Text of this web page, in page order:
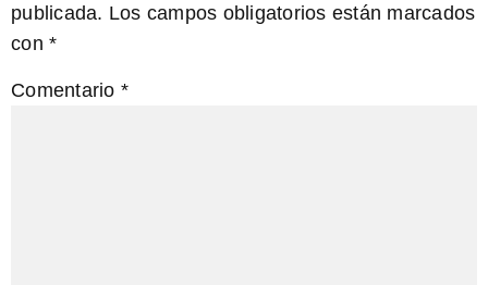
publicada. Los campos obligatorios están marcados
con *
Comentario *